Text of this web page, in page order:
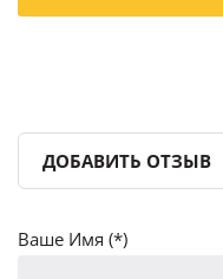
ДОБАВИТЬ ОТЗЫВ
Ваше Имя (*)